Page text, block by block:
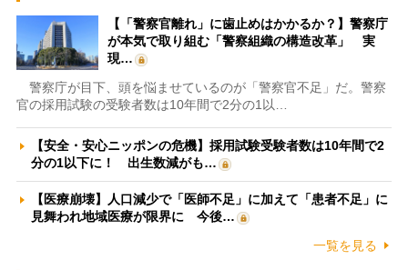
【「警察官離れ」に歯止めはかかるか？】警察庁
が本気で取り組む「警察組織の構造改革」 実
現…
警察庁が目下、頭を悩ませているのが「警察官不足」だ。警察
官の採用試験の受験者数は10年間で2分の1以…
【安全・安心ニッポンの危機】採用試験受験者数は10年間で2
分の1以下に！ 出生数減がも…
【医療崩壊】人口減少で「医師不足」に加えて「患者不足」に
見舞われ地域医療が限界に 今後…
一覧を見る